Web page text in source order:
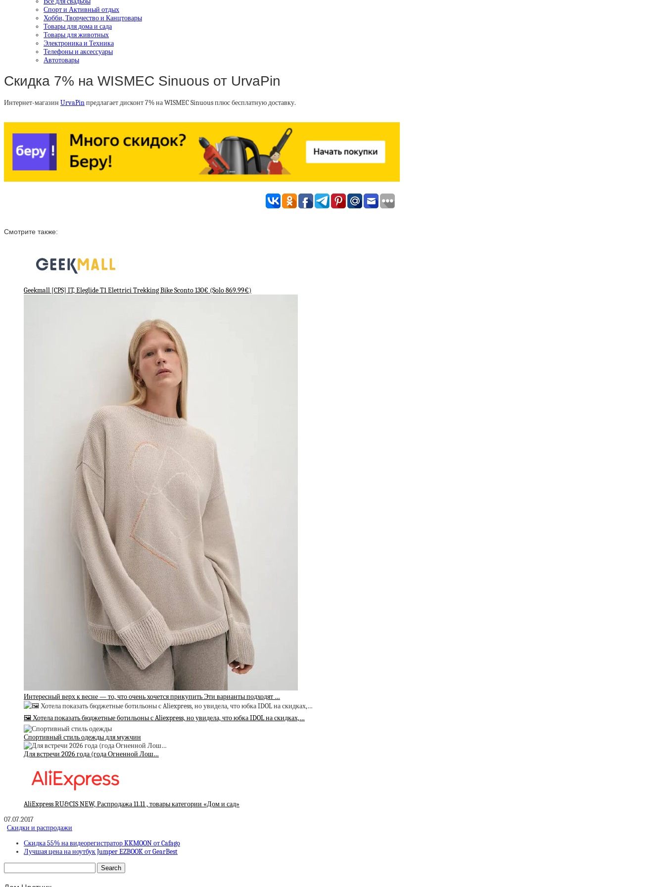
Спорт и Активный отдых
Хобби, Творчество и Канцтовары
Товары для дома и сада
Товары для животных
Электроника и Техника
Телефоны и аксессуары
Автотовары
Скидка 7% на WISMEC Sinuous от UrvaPin
Интернет-магазин UrvaPinпредлагает дисконт 7% на WISMEC Sinuous плюс бесплатную доставку.
Смотрите также:
Geekmall [CPS] IT, Eleglide T1 Elettrici Trekking Bike Sconto 130€ (Solo 869.99€)
Интересный верх к весне — то, что очень хочется прикупить Эти варианты подходят …
🖼 Хотела показать бюджетные ботильоны с Aliexpress, но увидела, что юбка IDOL на скидках,…
Спортивный стиль одежды для мужчин
Для встречи 2026 года (года Огненной Лош…
AliExpress RU&CIS NEW, Распродажа 11.11 , товары категории «Дом и сад»
07.07.2017
Скидки и распродажи
Скидка 55% на видеорегистратор KKMOON от Cafago
Лучшая цена на ноутбук Jumper EZBOOK от GearBest